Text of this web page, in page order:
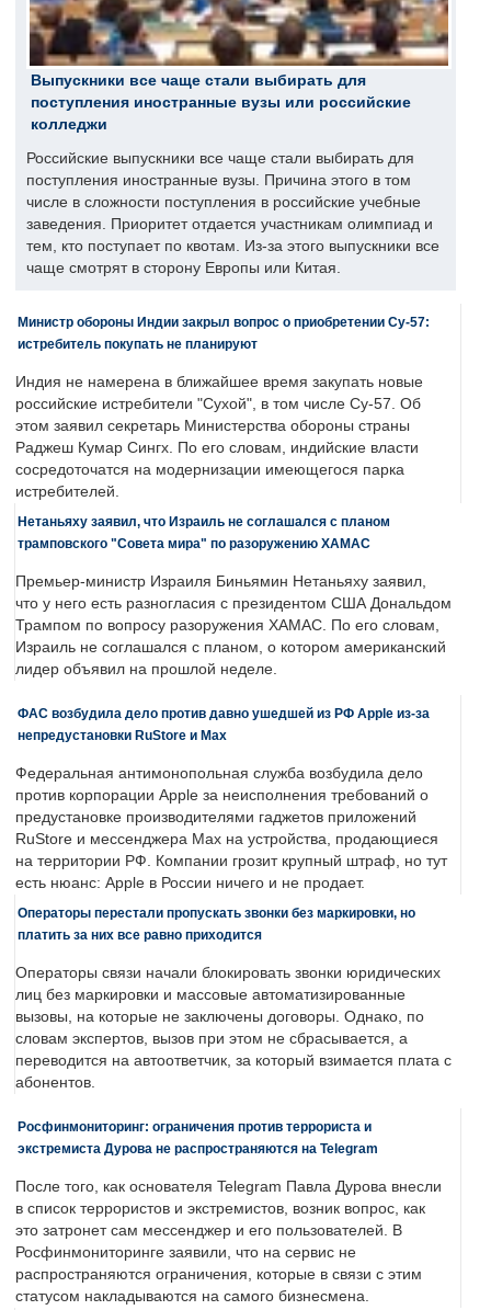
Выпускники все чаще стали выбирать для
поступления иностранные вузы или российские
колледжи
Российские выпускники все чаще стали выбирать для
поступления иностранные вузы. Причина этого в том
числе в сложности поступления в российские учебные
заведения. Приоритет отдается участникам олимпиад и
тем, кто поступает по квотам. Из-за этого выпускники все
чаще смотрят в сторону Европы или Китая.
Министр обороны Индии закрыл вопрос о приобретении Су-57:
истребитель покупать не планируют
Индия не намерена в ближайшее время закупать новые
российские истребители "Сухой", в том числе Су-57. Об
этом заявил секретарь Министерства обороны страны
Раджеш Кумар Сингх. По его словам, индийские власти
сосредоточатся на модернизации имеющегося парка
истребителей.
Нетаньяху заявил, что Израиль не соглашался с планом
трамповского "Совета мира" по разоружению ХАМАС
Премьер-министр Израиля Биньямин Нетаньяху заявил,
что у него есть разногласия с президентом США Дональдом
Трампом по вопросу разоружения ХАМАС. По его словам,
Израиль не соглашался с планом, о котором американский
лидер объявил на прошлой неделе.
ФАС возбудила дело против давно ушедшей из РФ Apple из-за
непредустановки RuStore и Max
Федеральная антимонопольная служба возбудила дело
против корпорации Apple за неисполнения требований о
предустановке производителями гаджетов приложений
RuStore и мессенджера Max на устройства, продающиеся
на территории РФ. Компании грозит крупный штраф, но тут
есть нюанс: Apple в России ничего и не продает.
Операторы перестали пропускать звонки без маркировки, но
платить за них все равно приходится
Операторы связи начали блокировать звонки юридических
лиц без маркировки и массовые автоматизированные
вызовы, на которые не заключены договоры. Однако, по
словам экспертов, вызов при этом не сбрасывается, а
переводится на автоответчик, за который взимается плата с
абонентов.
Росфинмониторинг: ограничения против террориста и
экстремиста Дурова не распространяются на Telegram
После того, как основателя Telegram Павла Дурова внесли
в список террористов и экстремистов, возник вопрос, как
это затронет сам мессенджер и его пользователей. В
Росфинмониторинге заявили, что на сервис не
распространяются ограничения, которые в связи с этим
статусом накладываются на самого бизнесмена.